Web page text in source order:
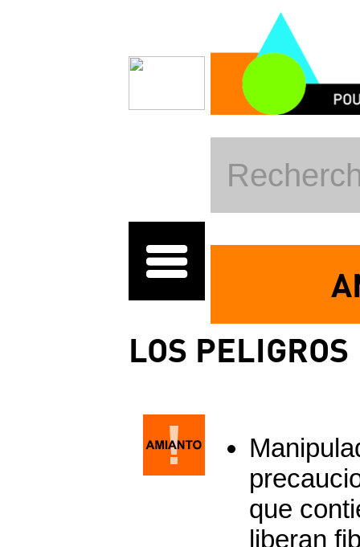
Pasar al contenido principal
LOS PELIGROS
que
liberan